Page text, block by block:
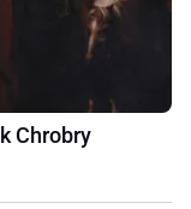
Chrobry